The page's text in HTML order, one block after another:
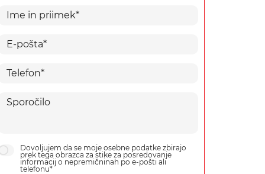
Dovoljujem da se moje osebne podatke zbirajo
prek tega obrazca za stike za posredovanje
informacij o nepremičninah po e-pošti ali
telefonu*